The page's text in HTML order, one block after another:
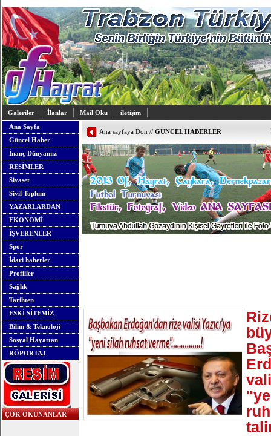
Galeriler İlanlar Mail Oku
iletişim
Ana Sayfa
Güncel Haber
İnanç Dünyamız
RESİMLER
Siyaset
Sivil Toplum
YAZARLARDAN
EKONOMİ
İŞVERENLER
Spor
İdari haberler
Profiller
Sağlık
Tarihten
ESKİ SİTEMİZ
Bilim & Teknoloji
Sosyal Hayattan
RÖPORTAJ
ÇOK OKUNANLAR
Ana sayfaya Dön // GÜNCEL HABERLER